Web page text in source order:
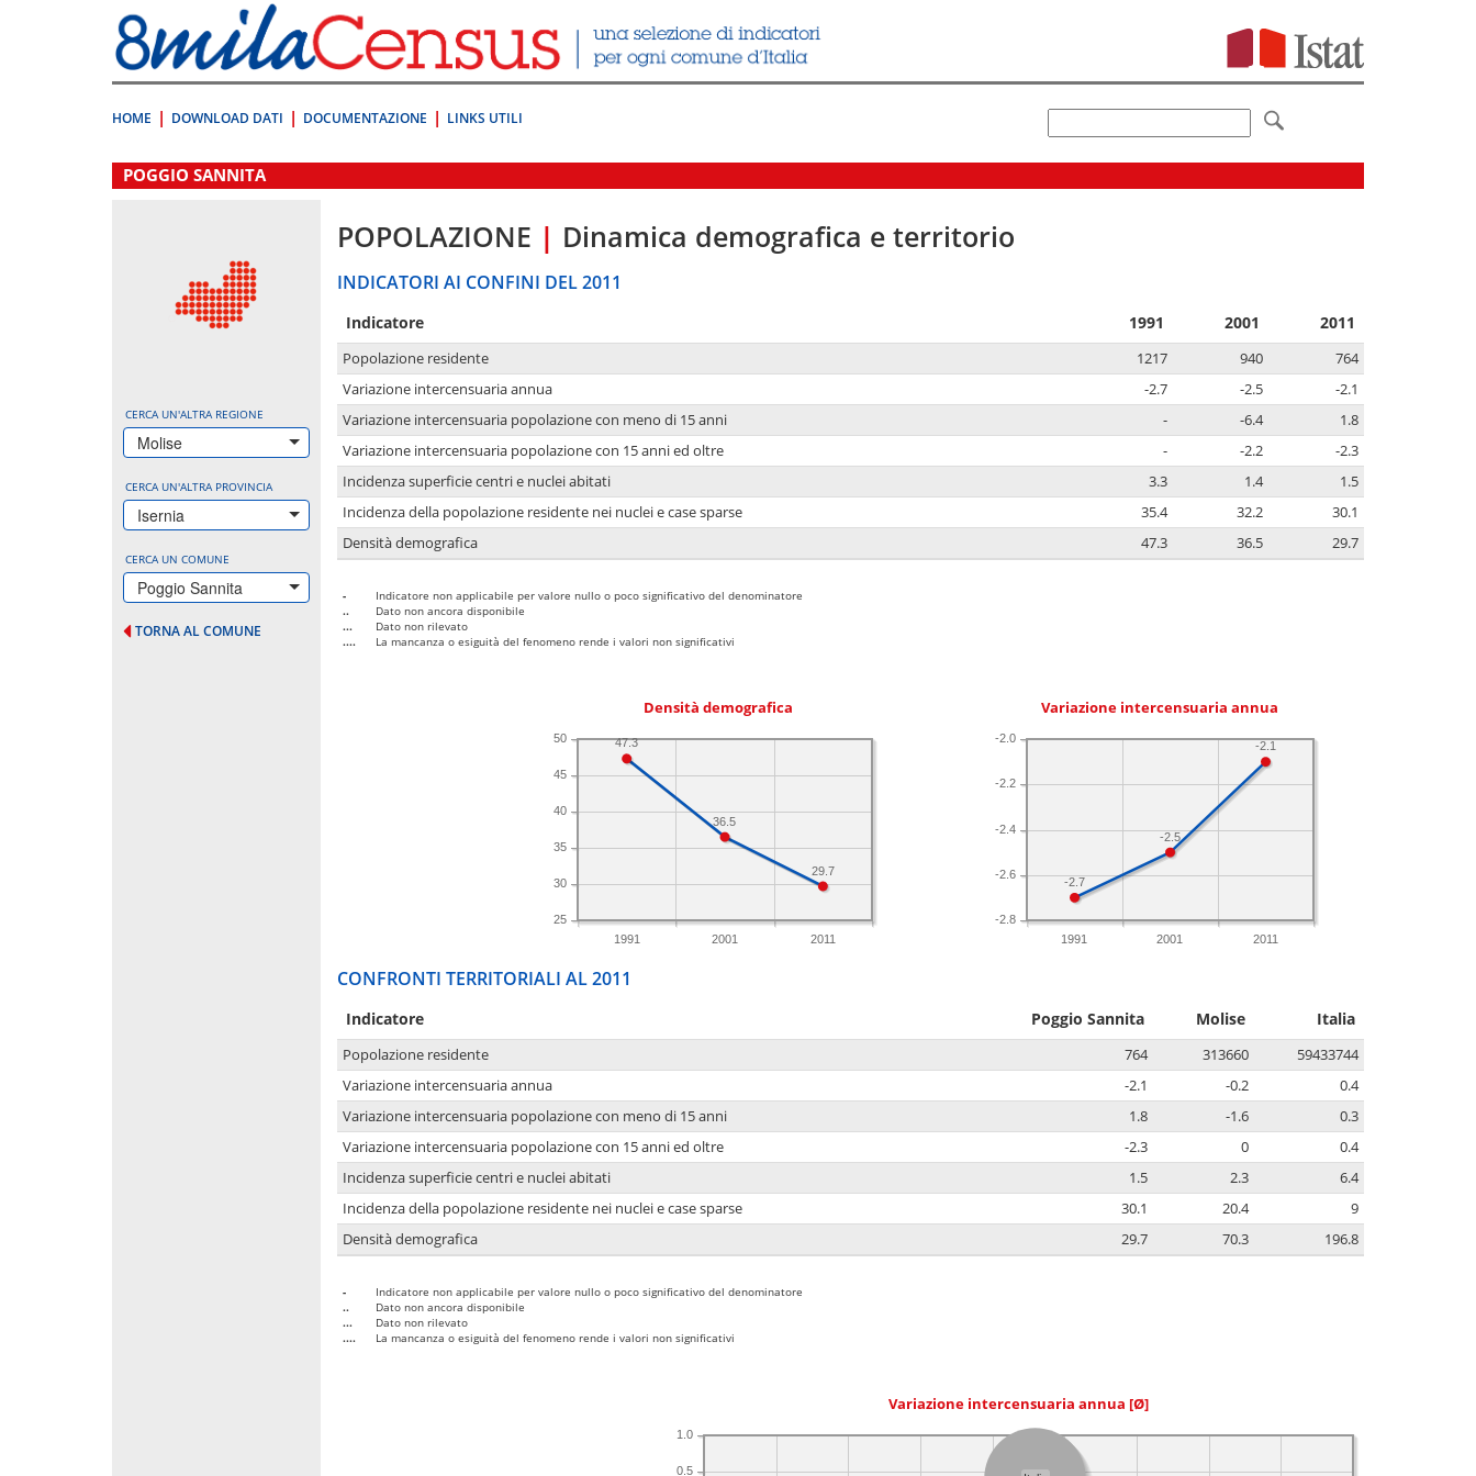
direttamente
a:
Contenuto
HOME DOWNLOAD DATI DOCUMENTAZIONE LINKS UTILI
.
POGGIO SANNITA
CERCA UN'ALTRA REGIONE
Molise
CERCA UN'ALTRA PROVINCIA
Isernia
CERCA UN COMUNE
Poggio Sannita
TORNA AL COMUNE
POPOLAZIONE | Dinamica demografica e territorio
INDICATORI AI CONFINI DEL 2011
Indicatore 1991 2001 2011
Popolazione residente 1217 940
764
Variazione intercensuaria annua
-2.7 -2.5
-2.1
Variazione intercensuaria popolazione con meno di 15 anni
- -6.4
1.8
Variazione intercensuaria popolazione con 15 anni ed oltre
- -2.2
-2.3
Incidenza superficie centri e nuclei abitati
3.3 1.4
1.5
Incidenza della popolazione residente nei nuclei e case sparse
35.4 32.2
30.1
Densità demografica
47.3 36.5 29.7
-
Indicatore non applicabile per valore nullo o poco significativo del denominatore
..
Dato non ancora disponibile
...
Dato non rilevato
....
La mancanza o esiguità del fenomeno rende i valori non significativi
Densità demografica
1991 2001 2011
25
30
35
40
45
50
29.7
36.5
47.3
Variazione intercensuaria annua
1991 2001 2011
-2.8
-2.6
-2.4
-2.2
-2.0
-2.1
-2.5
-2.7
CONFRONTI TERRITORIALI AL 2011
Indicatore Poggio Sannita Molise Italia
Popolazione residente 764 313660
59433744
Variazione intercensuaria annua
-2.1 -0.2
0.4
Variazione intercensuaria popolazione con meno di 15 anni
1.8 -1.6
0.3
Variazione intercensuaria popolazione con 15 anni ed oltre
-2.3 0
0.4
Incidenza superficie centri e nuclei abitati
1.5 2.3
6.4
Incidenza della popolazione residente nei nuclei e case sparse
30.1 20.4
9
Densità demografica
29.7 70.3 196.8
-
Indicatore non applicabile per valore nullo o poco significativo del denominatore
..
Dato non ancora disponibile
...
Dato non rilevato
....
La mancanza o esiguità del fenomeno rende i valori non significativi
Variazione intercensuaria annua [Ø]
0.5
1.0